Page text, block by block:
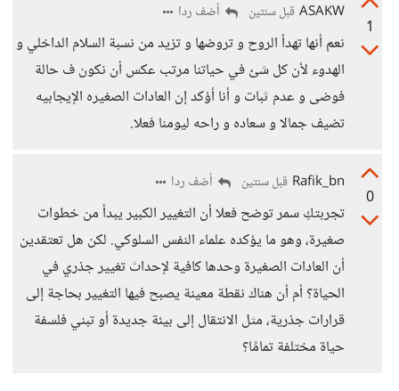
1
ASAKW قبل سنتين أضف ردا
نعم أنها تهدأ الروح و تروضها و تزيد من نسبة السلام الداخلي و
الهدوء لأن كل شئ في حياتنا مرتب عكس أن نكون ف حالة
فوضى و عدم ثبات و أنا أؤكد إن العادات الصغيره الإيجابيه
تضيف جمالا و سعاده و راحه ليومنا فعلا.
0
Rafik_bn قبل سنتين أضف ردا
تجربتكِ سمر توضح فعلا أن التغيير الكبير يبدأ من خطوات
صغيرة، وهو ما يؤكده علماء النفس السلوكي. لكن هل تعتقدين
أن العادات الصغيرة وحدها كافية لإحداث تغيير جذري في
الحياة؟ أم أن هناك نقطة معينة يصبح فيها التغيير بحاجة إلى
قرارات جذرية، مثل الانتقال إلى بيئة جديدة أو تبني فلسفة
حياة مختلفة تمامًا؟